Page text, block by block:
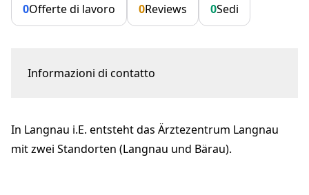
0Offerte di lavoro 0Reviews 0Sedi
Informazioni di contatto
info@praxamed.ch
+41 34 552 05 00
aerztezentrum-baeraupark.ch
In Langnau i.E. entsteht das Ärztezentrum Langnau
mit zwei Standorten (Langnau und Bärau).